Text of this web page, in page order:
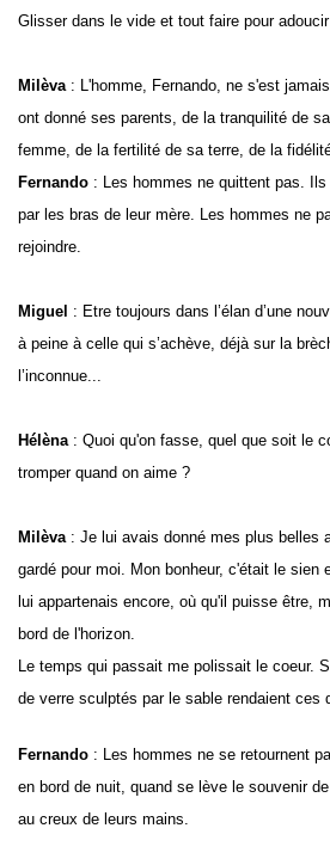
Glisser dans le vide et tout faire pour
Milèva : L'homme, Fernando, ne s'est
ont donné ses parents, de la tranquilité de
femme, de la fertilité de sa terre, de la
Fernando : Les hommes ne quittent pas.
par les bras de leur mère. Les hommes ne
rejoindre.
Miguel : Etre toujours dans l’élan d’une
à peine à celle qui s’achève, déjà sur la
l’inconnue...
Hélèna : Quoi qu'on fasse, quel que soit le
tromper quand on aime ?
Milèva : Je lui avais donné mes plus belles
gardé pour moi. Mon bonheur, c'était le sien
lui appartenais encore, où qu'il puisse être,
bord de l'horizon.
Le temps qui passait me polissait le coeur.
de verre sculptés par le sable rendaient ces
Fernando : Les hommes ne se retournent
en bord de nuit, quand se lève le souvenir
au creux de leurs mains.